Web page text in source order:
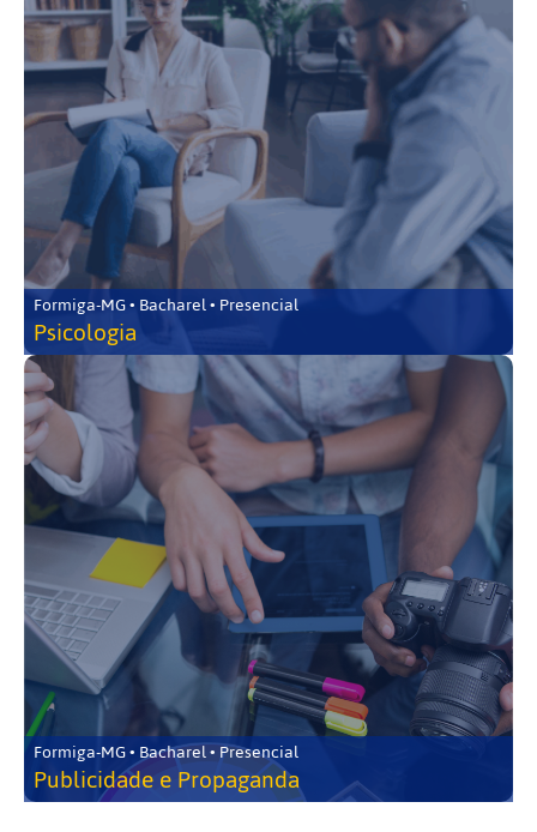
Formiga-MG • Bacharel • Presencial
Psicologia
Formiga-MG • Bacharel • Presencial
Publicidade e Propaganda